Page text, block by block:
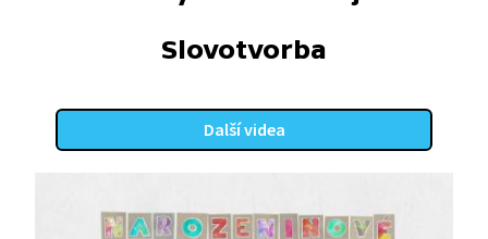
Slovotvorba
Další videa